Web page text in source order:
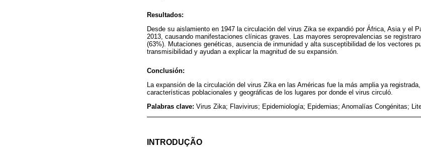
Resultados:
Desde su aislamiento en 1947 la circulación del virus Zika se expandió por África, Asia y el
2013, causando manifestaciones clínicas graves. Las mayores seroprevalencias se
(63%). Mutaciones genéticas, ausencia de inmunidad y alta susceptibilidad de los vectores
transmisibilidad y ayudan a explicar la magnitud de su expansión.
Conclusión:
La expansión de la circulación del virus Zika en las Américas fue la más amplia ya
características poblacionales y geográficas de los lugares por donde el virus circuló.
Palabras clave: Virus Zika; Flavivirus; Epidemiología; Epidemias; Anomalías Congénitas;
INTRODUÇÃO